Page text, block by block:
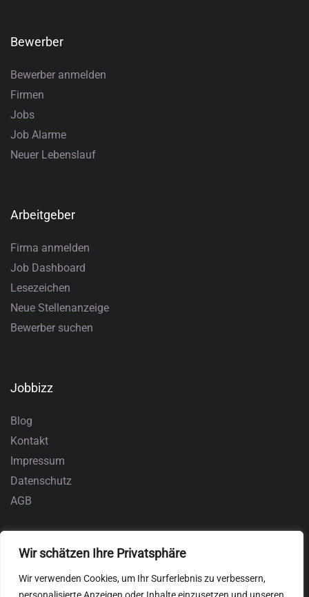
Wir schätzen Ihre Privatsphäre
Wir verwenden Cookies, um Ihr Surferlebnis zu verbessern,
Bewerber
Bewerber anmelden
Firmen
Jobs
Job Alarme
Neuer Lebenslauf
Arbeitgeber
Firma anmelden
Job Dashboard
Lesezeichen
Neue Stellenanzeige
Bewerber suchen
Jobbizz
Blog
Kontakt
Impressum
Datenschutz
AGB